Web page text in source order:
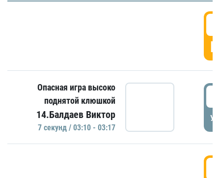
Опасная игра высоко
поднятой клюшкой
14.Балдаев Виктор
7 секунд / 03:10 - 03:17